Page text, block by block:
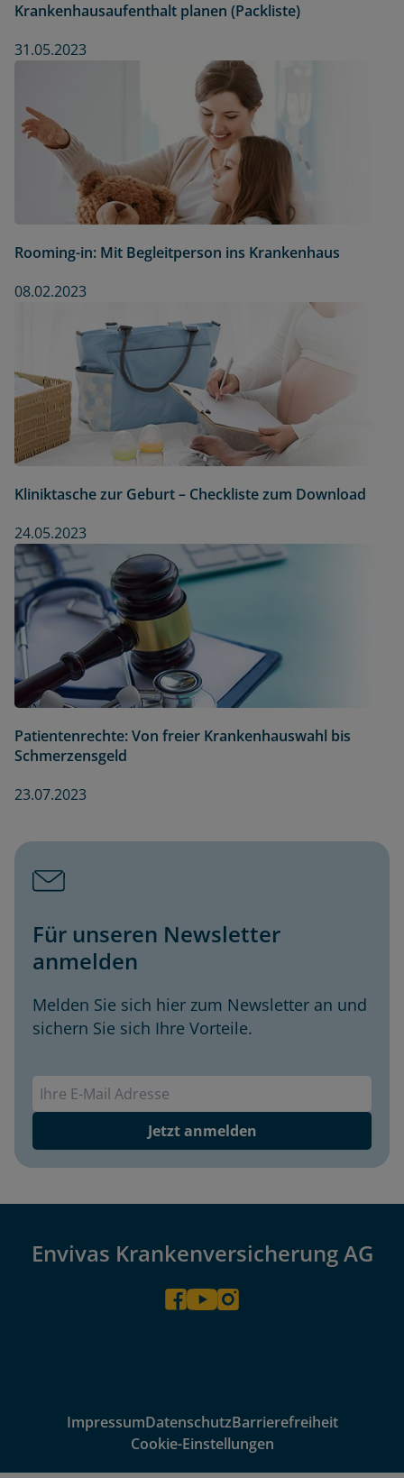
Krankenhausaufenthalt planen (Packliste)
31.05.2023
Rooming-in: Mit Begleitperson ins Krankenhaus
08.02.2023
Kliniktasche zur Geburt – Checkliste zum Download
24.05.2023
Patientenrechte: Von freier Krankenhauswahl bis
Schmerzensgeld
23.07.2023
Für unseren Newsletter
anmelden
Melden Sie sich hier zum Newsletter an und
sichern Sie sich Ihre Vorteile.
Jetzt anmelden
Envivas Krankenversicherung AG
ImpressumDatenschutzBarrierefreiheit
Cookie-Einstellungen